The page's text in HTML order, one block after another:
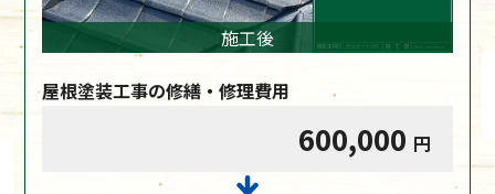
施工後
屋根塗装工事の修繕・修理費用
600,000 円